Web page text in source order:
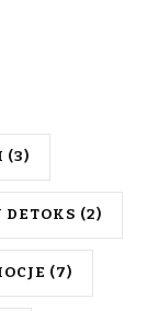
(3)
DETOKS (2)
(7)